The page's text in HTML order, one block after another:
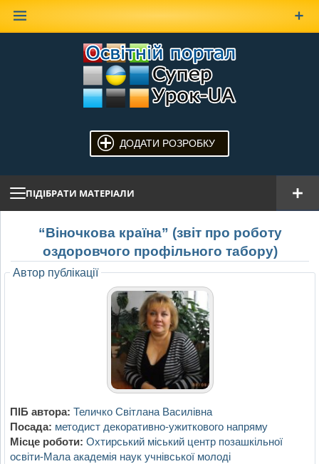
ДОДАТИ РОЗРОБКУ
ПІДІБРАТИ МАТЕРІАЛИ
“Віночкова країна” (звіт про роботу
оздоровчого профільного табору)
Автор публікації
ПІБ автора: Теличко Світлана Василівна
Посада: методист декоративно-ужиткового напряму
Місце роботи: Охтирський міський центр позашкільної
освіти-Мала академія наук учнівської молоді